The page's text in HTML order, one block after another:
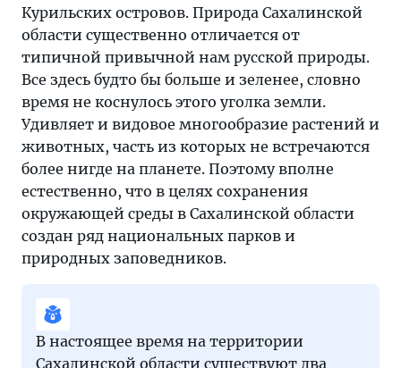
Курильских островов. Природа Сахалинской
области существенно отличается от
типичной привычной нам русской природы.
Все здесь будто бы больше и зеленее, словно
время не коснулось этого уголка земли.
Удивляет и видовое многообразие растений и
животных, часть из которых не встречаются
более нигде на планете. Поэтому вполне
естественно, что в целях сохранения
окружающей среды в Сахалинской области
создан ряд национальных парков и
природных заповедников.
В настоящее время на территории
Сахалинской области существуют два